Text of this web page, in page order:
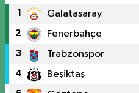
1 Galatasaray
2 Fenerbahçe
3 Trabzonspor
4 Beşiktaş